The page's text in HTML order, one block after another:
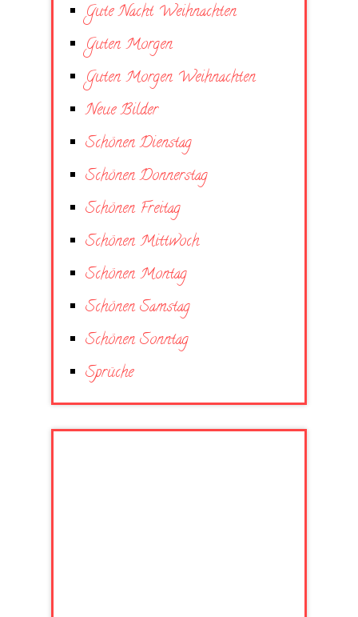
Gute Nacht Weihnachten
Guten Morgen
Guten Morgen Weihnachten
Neue Bilder
Schönen Dienstag
Schönen Donnerstag
Schönen Freitag
Schönen Mittwoch
Schönen Montag
Schönen Samstag
Schönen Sonntag
Sprüche